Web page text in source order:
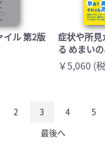
イル 第2版
症状や所
る めまい
￥5,060 (
2 3 4 5
最後へ